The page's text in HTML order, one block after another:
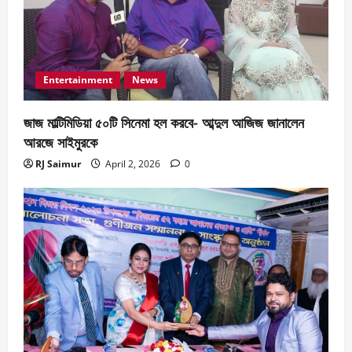
n
Entertainment News
জাজ মাল্টিমিডিয়া ৫০টি সিনেমা হল করবে- আব্দুল আজিজ জানালেন
আরজে সাইমুরকে
RJ Saimur April 2, 2026 0